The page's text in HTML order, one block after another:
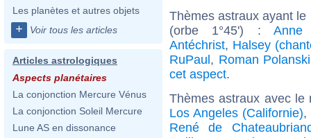
Les planètes et autres objets
+ Voir tous les articles
Articles astrologiques
Aspects planétaires
La conjonction Mercure Vénus
La conjonction Soleil Mercure
Lune AS en dissonance
Thèmes astraux ayant
(orbe 1°45') : Anne
Antéchrist, Halsey
RuPaul, Roman Polanski
cet aspect.
Thèmes astraux avec
Los Angeles (Californie),
René de